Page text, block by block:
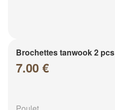
Brochettes tanwook 2 pcs
7.00 €